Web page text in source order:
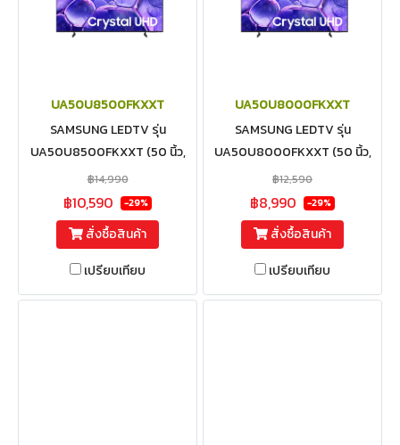
UA50U8500FKXXT
SAMSUNG LEDTV รุ่น
UA50U8500FKXXT (50 นิ้ว,
4K, SMART TV, สั่งงานด้วย
เสียง)
฿14,990
฿10,590 -29%
สั่งซื้อสินค้า
เปรียบเทียบ
UA50U8000FKXXT
SAMSUNG LEDTV รุ่น
UA50U8000FKXXT (50 นิ้ว,
4K, SMART TV) 2025
฿12,590
฿8,990 -29%
สั่งซื้อสินค้า
เปรียบเทียบ